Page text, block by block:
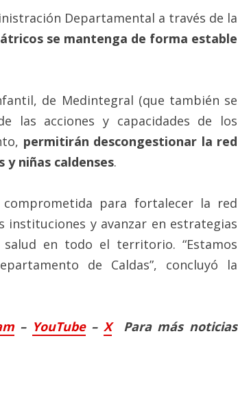
Departamental a través de la
se mantenga de forma estable
de Medintegral (que también se
las acciones y capacidades de los
permitirán descongestionar la red
niñas caldenses.
para fortalecer la red
y avanzar en estrategias
en todo el territorio. “Estamos
de Caldas”, concluyó la
– YouTube– XPara más noticias